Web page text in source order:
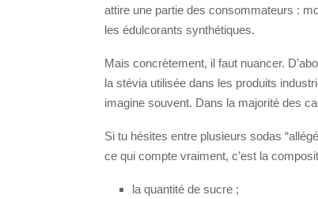
attire une partie des consommateurs :
les édulcorants synthétiques.
Mais concrètement, il faut nuancer.
la stévia utilisée dans les produits
imagine souvent. Dans la majorité des
Si tu hésites entre plusieurs sodas
ce qui compte vraiment, c’est la
la quantité de sucre ;